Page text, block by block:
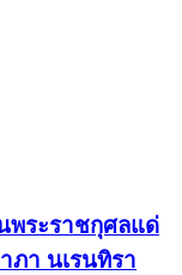
พระราชกุศลแด่
ภา นเรนทิรา